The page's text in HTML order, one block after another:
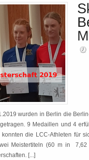
wurden in Berlin die
9 Medaillen und 4
die LCC-Athleten für
Meistertiteln (60 m in
[...]